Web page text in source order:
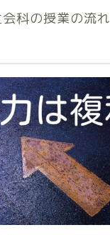
科の授業の流れ